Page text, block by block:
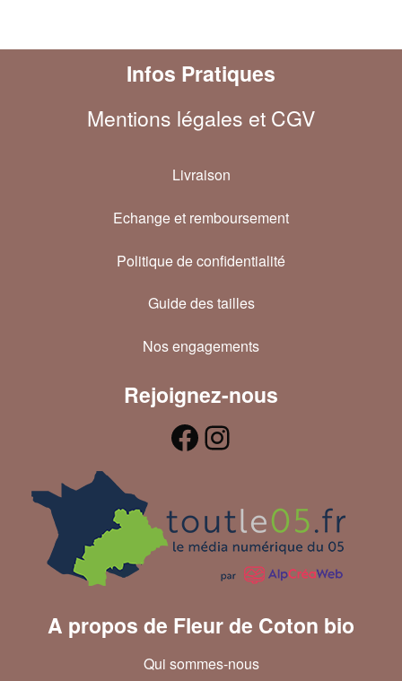
Infos Pratiques
Mentions légales et CGV
Livraison
Echange et remboursement
Politique de confidentialité
Guide des tailles
Nos engagements
Rejoignez-nous
A propos de Fleur de Coton bio
Qui sommes-nous